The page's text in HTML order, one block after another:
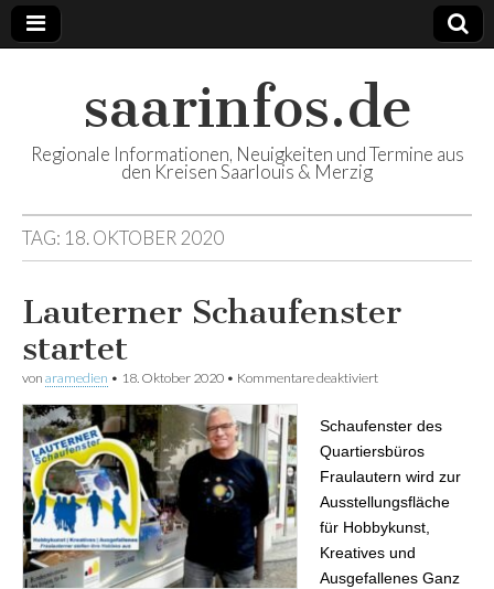
saarinfos.de
Regionale Informationen, Neuigkeiten und Termine aus
den Kreisen Saarlouis & Merzig
TAG: 18. OKTOBER 2020
Lauterner Schaufenster
startet
von aramedien • 18. Oktober 2020 • Kommentare deaktiviert
Schaufenster des
Quartiersbüros
Fraulautern wird zur
Ausstellungsfläche
für Hobbykunst,
Kreatives und
Ausgefallenes Ganz